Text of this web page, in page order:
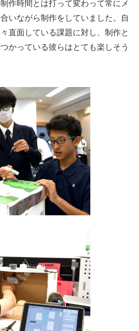
作時間とは打って変わって常にメ
いながら制作をしていました。自
直面している課題に対し、制作と
かっている彼らはとても楽しそう